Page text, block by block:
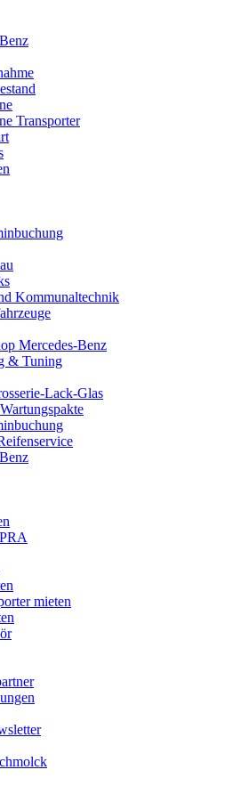
Transporter
Kommunaltechnik
Mercedes-Benz
& Tuning
Lack-Glas
mieten